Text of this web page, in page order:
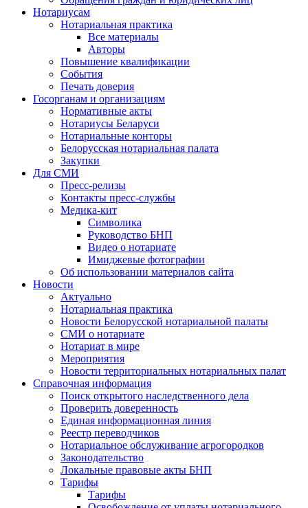
Нотариусам
Нотариальная практика
Все материалы
Авторы
Повышение квалификации
События
Печать доверия
Госорганам и организациям
Нормативные акты
Нотариусы Беларуси
Нотариальные конторы
Белорусская нотариальная палата
Закупки
Для СМИ
Пресс-релизы
Контакты пресс-службы
Медика-кит
Символика
Руководство БНП
Видео о нотариате
Имиджевые фотографии
Об использовании материалов сайта
Новости
Актуально
Нотариальная практика
Новости Белорусской нотариальной палаты
СМИ о нотариате
Нотариат в мире
Мероприятия
Новости территориальных нотариальных палат
Справочная информация
Поиск открытого наследственного дела
Проверить доверенность
Единая информационная линия
Реестр переводчиков
Нотариальное обслуживание агрогородков
Законодательство
Локальные правовые акты БНП
Тарифы
Тарифы